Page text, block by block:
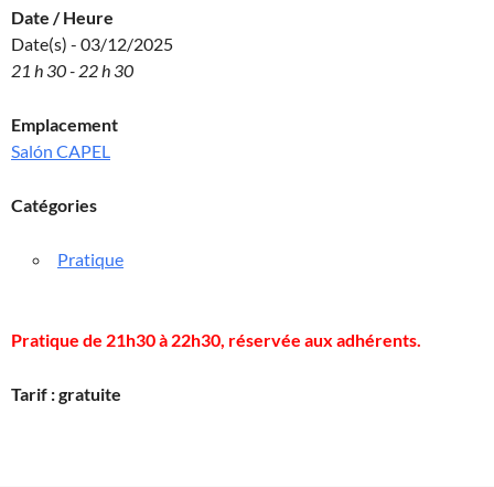
Date / Heure
Date(s) - 03/12/2025
21 h 30 - 22 h 30
Emplacement
Salón CAPEL
Catégories
Pratique
Pratique de 21h30 à 22h30, réservée aux adhérents.
Tarif : gratuite